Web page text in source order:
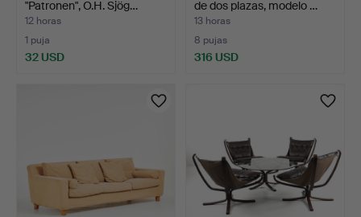
"Patronen", O.H. Sjög…
12 horas
1 puja
32 USD
de dos plazas, modelo …
13 horas
8 pujas
316 USD